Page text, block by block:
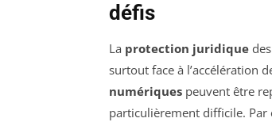
défis
La protection juridique
surtout face à l’accélération
numériques peuvent être
particulièrement difficile. Par